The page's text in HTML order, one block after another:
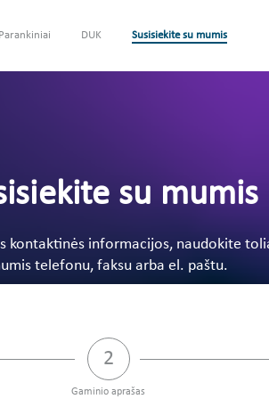
Parankiniai DUK Susisiekite su mumis
su mumis
kontaktinės informacijos, naudokite
telefonu, faksu arba el. paštu.
step 2 of 3:Gaminio
Gaminio aprašas